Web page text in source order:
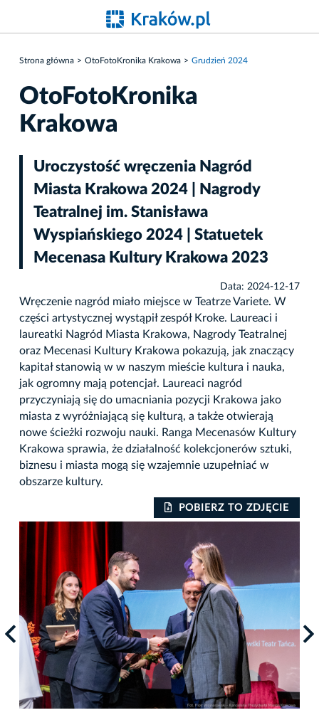
Strona główna OtoFotoKronika Krakowa Grudzień 2024
OtoFotoKronika
Krakowa
Uroczystość wręczenia Nagród
Miasta Krakowa 2024 | Nagrody
Teatralnej im. Stanisława
Wyspiańskiego 2024 | Statuetek
Mecenasa Kultury Krakowa 2023
Data: 2024-12-17
Wręczenie nagród miało miejsce w Teatrze Variete. W
części artystycznej wystąpił zespół Kroke. Laureaci i
laureatki Nagród Miasta Krakowa, Nagrody Teatralnej
oraz Mecenasi Kultury Krakowa pokazują, jak znaczący
kapitał stanowią w w naszym mieście kultura i nauka,
jak ogromny mają potencjał. Laureaci nagród
przyczyniają się do umacniania pozycji Krakowa jako
miasta z wyróżniającą się kulturą, a także otwierają
nowe ścieżki rozwoju nauki. Ranga Mecenasów Kultury
Krakowa sprawia, że działalność kolekcjonerów sztuki,
biznesu i miasta mogą się wzajemnie uzupełniać w
obszarze kultury.
POBIERZ TO ZDJĘCIE